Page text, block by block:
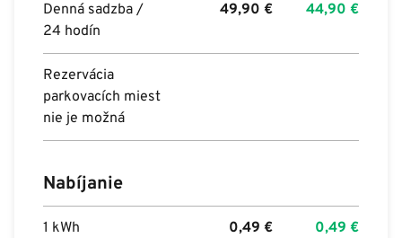
Denná sadzba /
24 hodín
49,90 € 44,90 €
Rezervácia
parkovacích miest
nie je možná
Nabíjanie
1 kWh 0,49 € 0,49 €